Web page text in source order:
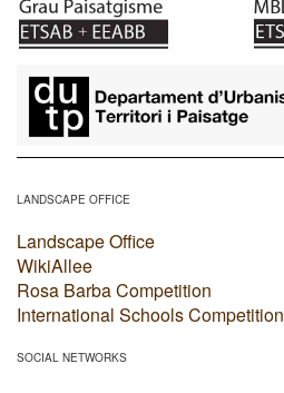
LANDSCAPE OFFICE
Landscape Office
WikiAllee
Rosa Barba Competition
International Schools Competition
SOCIAL NETWORKS